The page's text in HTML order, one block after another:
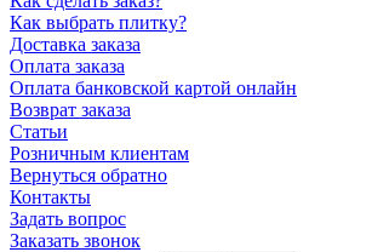
Как выбрать плитку?
Доставка заказа
Оплата заказа
Оплата банковской картой онлайн
Возврат заказа
Статьи
Розничным клиентам
Вернуться обратно
Контакты
Задать вопрос
Заказать звонок